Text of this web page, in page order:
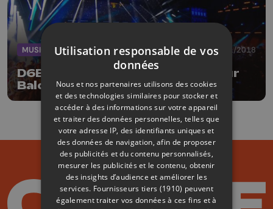
MUSIQUE 29/01/2018
D6Bels Music Awards : le prix pour
Baloji !
Utilisation responsable de vos
données
Nous et nos partenaires utilisons des cookies
et des technologies similaires pour stocker et
accéder à des informations sur votre appareil
et traiter des données personnelles, telles que
votre adresse IP, des identifiants uniques et
des données de navigation, afin de proposer
des publicités et du contenu personnalisés,
mesurer les publicités et le contenu, obtenir
des insights d’audience et améliorer les
services. Fournisseurs tiers (1910) peuvent
également traiter vos données à ces fins et à